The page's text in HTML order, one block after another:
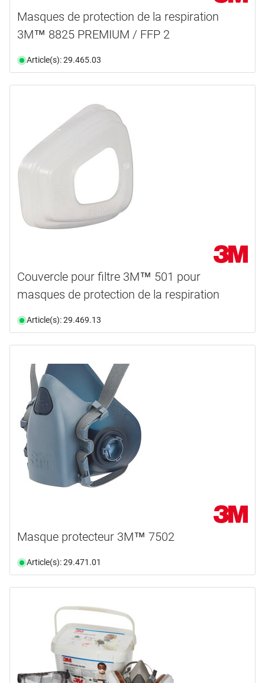
Masques de protection de la respiration
3M™ 8825 PREMIUM / FFP 2
Article(s): 29.465.03
Couvercle pour filtre 3M™ 501 pour
masques de protection de la respiration
Article(s): 29.469.13
Masque protecteur 3M™ 7502
Article(s): 29.471.01